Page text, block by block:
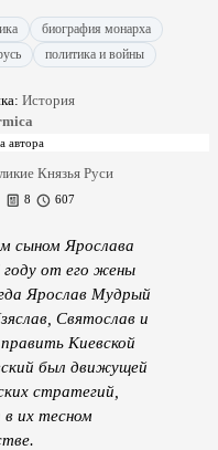
биография монарха
политика и войны
История
Князья Руси
8 607
сыном Ярослава
году от его жены
Ярослав Мудрый
Святослав и
Киевской
был движущей
стратегий,
их тесном